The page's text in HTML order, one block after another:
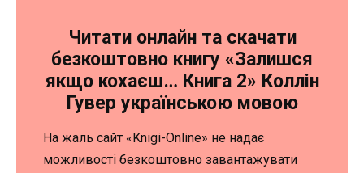
Читати онлайн та скачати
безкоштовно книгу «Залишся
якщо кохаєш… Книга 2» Коллін
Гувер українською мовою
На жаль сайт «Knigi-Online» не надає
можливості безкоштовно завантажувати